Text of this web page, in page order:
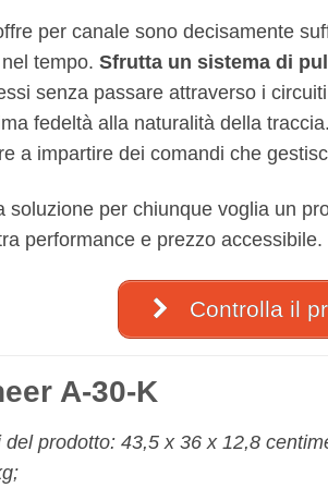
per canale sono decisamente
tempo. Sfrutta un sistema di
senza passare attraverso i
fedeltà alla naturalità della
a impartire dei comandi che
soluzione per chiunque voglia un
performance e prezzo accessibile.
Controlla il
A-30-K
del prodotto: 43,5 x 36 x 12,8